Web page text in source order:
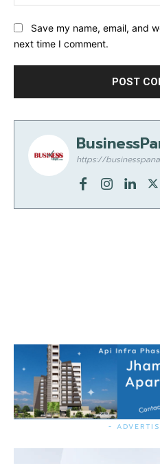
Save my name, email, and
next time I comment.
https://
-